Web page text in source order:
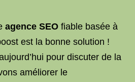
agence SEO fiable basée à
est la bonne solution !
pour discuter de la
améliorer le